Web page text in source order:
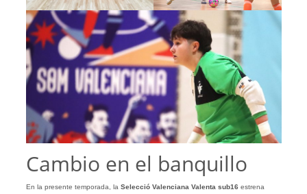
Cambio en el banquillo
En la presente temporada, la Selecció Valenciana Valenta sub16 estrena